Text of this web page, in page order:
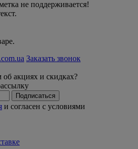
не поддерживается!
Заказать звонок
об акциях и скидках?
Подписаться
и согласен с условиями